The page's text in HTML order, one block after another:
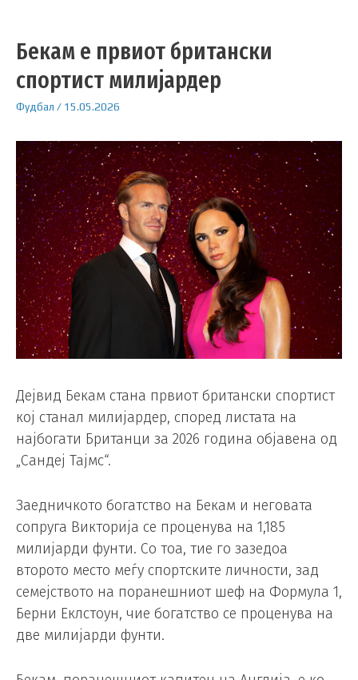
Бекам е првиот британски
спортист милијардер
Фудбал / 15.05.2026
Дејвид Бекам стана првиот британски спортист
кој станал милијардер, според листата на
најбогати Британци за 2026 година објавена од
„Сандеј Тајмс“.
Заедничкото богатство на Бекам и неговата
сопруга Викторија се проценува на 1,185
милијарди фунти. Со тоа, тие го зазедоа
второто место меѓу спортските личности, зад
семејството на поранешниот шеф на Формула 1,
Берни Еклстоун, чие богатство се проценува на
две милијарди фунти.